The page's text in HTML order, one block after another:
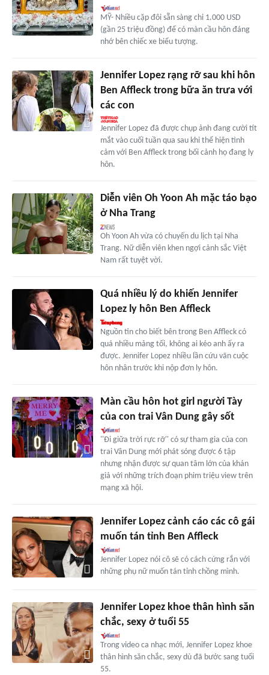
MỸ- Nhiều cặp đôi sẵn sàng chi 1.000 USD
(gần 25 triệu đồng) để có màn cầu hôn đáng
nhớ bên chiếc xe biểu tượng.
Jennifer Lopez rạng rỡ sau khi hôn
Ben Affleck trong bữa ăn trưa với
các con
Jennifer Lopez đã được chụp ảnh đang cười tít
mắt vào cuối tuần qua sau khi thể hiện tình
cảm với Ben Affleck trong bối cảnh họ đang ly
hôn.
Diễn viên Oh Yoon Ah mặc táo bạo
ở Nha Trang
Oh Yoon Ah vừa có chuyến du lịch tại Nha
Trang. Nữ diễn viên khen ngợi cảnh sắc Việt
Nam rất tuyệt vời.
Quá nhiều lý do khiến Jennifer
Lopez ly hôn Ben Affleck
Nguồn tin cho biết bên trong Ben Affleck có
quá nhiều mảng tối, không ai kéo anh ấy ra
được. Jennifer Lopez nhiều lần cứu vãn cuộc
hôn nhân trước khi nộp đơn ly hôn.
Màn cầu hôn hot girl người Tày
của con trai Vân Dung gây sốt
''Đi giữa trời rực rỡ'' có sự tham gia của con
trai Vân Dung mới phát sóng được 6 tập
nhưng nhận được sự quan tâm lớn của khán
giả với những trích đoạn phim triệu view trên
mạng xã hội.
Jennifer Lopez cảnh cáo các cô gái
muốn tán tỉnh Ben Affleck
Jennifer Lopez nói cô sẽ có cách cứng rắn với
những phụ nữ muốn tán tỉnh chồng mình.
Jennifer Lopez khoe thân hình săn
chắc, sexy ở tuổi 55
Trong video ca nhạc mới, Jennifer Lopez khoe
thân hình săn chắc, sexy dù đã bước sang tuổi
55.